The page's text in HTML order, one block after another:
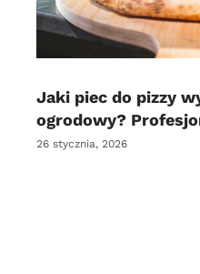
Jaki piec do pizzy
ogrodowy?
26 stycznia, 2026